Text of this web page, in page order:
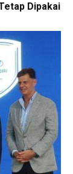
Dipakai